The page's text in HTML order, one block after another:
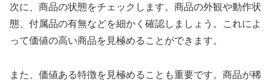
次に、商品の状態をチェックします。商品の外観や動作状
態、付属品の有無などを細かく確認しましょう。これによ
って価値の高い商品を見極めることができます。
また、価値ある特徴を見極めることも重要です。商品が稀